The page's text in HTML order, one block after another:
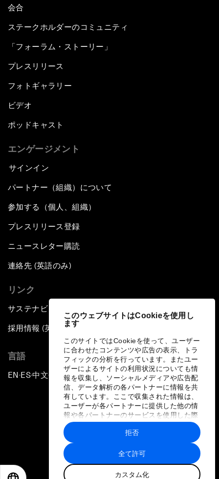
このウェブサイトはCookieを使用し
ます
このサイトではCookieを使って、ユーザー
に合わせたコンテンツや広告の表示、トラ
フィックの分析を行っています。またユー
ザーによるサイトの利用状況についても情
報を収集し、ソーシャルメディアや広告配
信、データ解析の各パートナーに情報を共
有しています。ここで収集された情報は、
ユーザーが各パートナーに提供した他の情
報や各パートナーのサービスを使用した際
に収集された情報と組み合わされ、各パー
トナーによって使用されることがありま
す。
全て許可
カスタム化
拒否
会合
ステークホルダーのコミュニティ
「フォーラム・ストーリー」
プレスリリース
フォトギャラリー
ビデオ
ポッドキャスト
エンゲージメント
サインイン
パートナー（組織）について
参加する（個人、組織）
プレスリリース登録
ニュースレター購読
連絡先 (英語のみ)
リンク
サステナビリティへの取り組み
採用情報 (英語のみ)
言語
EN ▪ ES▪中文▪ 日本語
プライバシーポリシーと利用規約
サイトマップ